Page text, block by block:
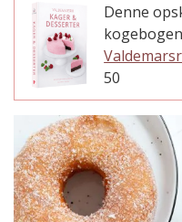
Denne
kogebogen
50